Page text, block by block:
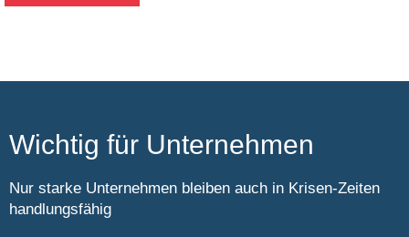
Wichtig für Unternehmen
Nur starke Unternehmen bleiben auch in Krisen-Zeiten
handlungsfähig